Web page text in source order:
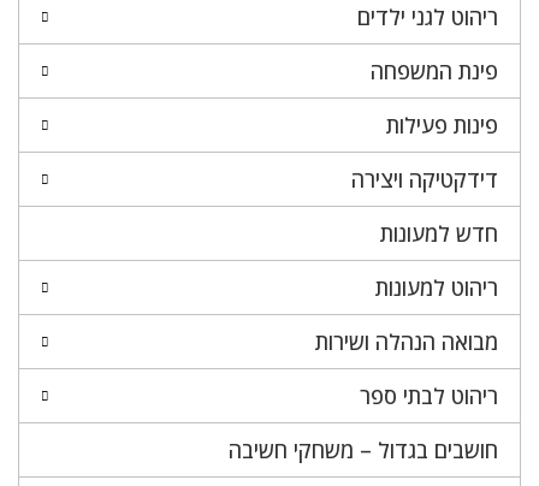
ריהוט לגני ילדים
פינת המשפחה
פינות פעילות
דידקטיקה ויצירה
חדש למעונות
ריהוט למעונות
מבואה הנהלה ושירות
ריהוט לבתי ספר
חושבים בגדול – משחקי חשיבה